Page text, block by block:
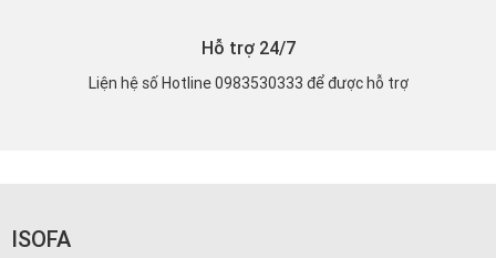
Hỗ trợ 24/7
Liện hệ số Hotline 0983530333 để được hỗ trợ
ISOFA